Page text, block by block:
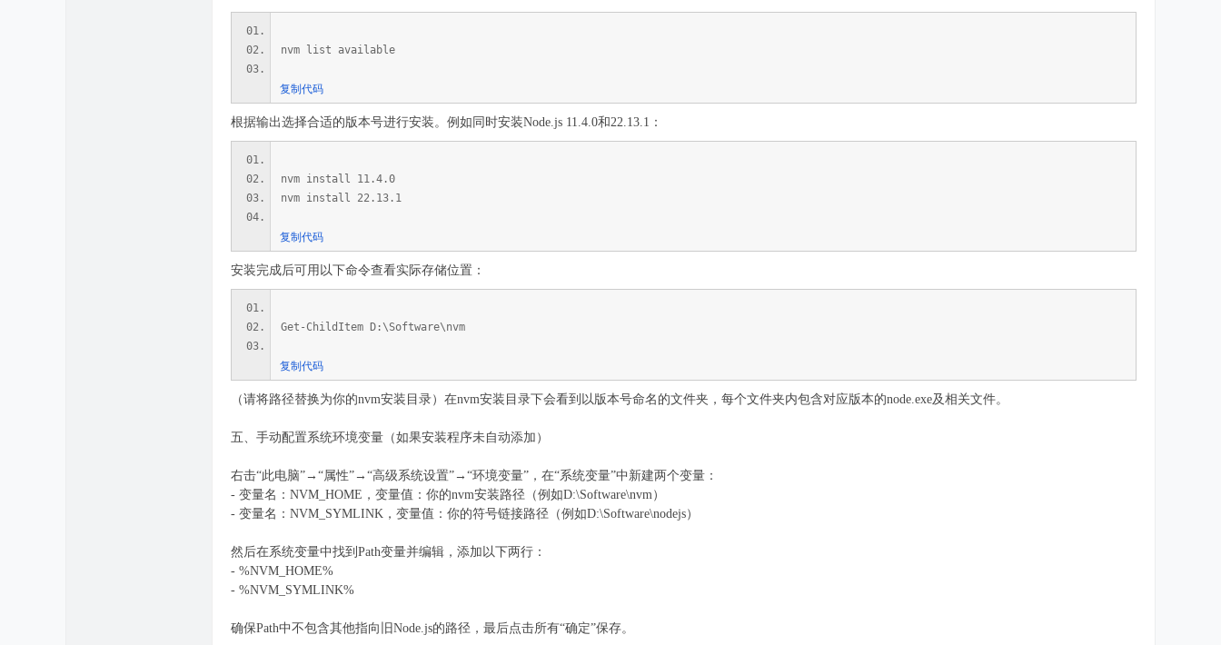
nvm list available
复制代码
根据输出选择合适的版本号进行安装。例如同时安装Node.js 11.4.0和22.13.1：
nvm install 11.4.0
nvm install 22.13.1
复制代码
安装完成后可用以下命令查看实际存储位置：
Get-ChildItem D:\Software\nvm
复制代码
（请将路径替换为你的nvm安装目录）在nvm安装目录下会看到以版本号命名的文件夹，每个文件夹内包含对应版本的node.exe及相关文件。
五、手动配置系统环境变量（如果安装程序未自动添加）
右击“此电脑”→“属性”→“高级系统设置”→“环境变量”，在“系统变量”中新建两个变量：
- 变量名：NVM_HOME，变量值：你的nvm安装路径（例如D:\Software\nvm）
- 变量名：NVM_SYMLINK，变量值：你的符号链接路径（例如D:\Software\nodejs）
然后在系统变量中找到Path变量并编辑，添加以下两行：
- %NVM_HOME%
- %NVM_SYMLINK%
确保Path中不包含其他指向旧Node.js的路径，最后点击所有“确定”保存。